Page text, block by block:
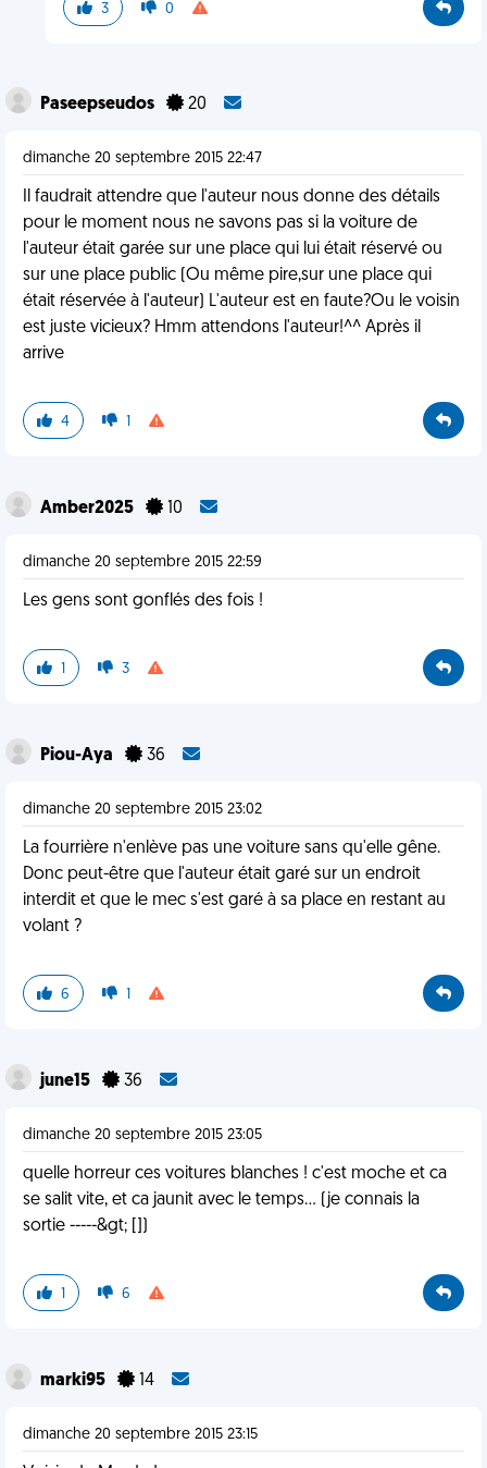
3 0
Paseepseudos 20
dimanche 20 septembre 2015 22:47
Il faudrait attendre que l'auteur nous donne des détails
pour le moment nous ne savons pas si la voiture de
l'auteur était garée sur une place qui lui était réservé ou
sur une place public (Ou même pire,sur une place qui
était réservée à l'auteur) L'auteur est en faute?Ou le voisin
est juste vicieux? Hmm attendons l'auteur!^^ Après il
arrive
4 1
Amber2025 10
dimanche 20 septembre 2015 22:59
Les gens sont gonflés des fois !
1 3
Piou-Aya 36
dimanche 20 septembre 2015 23:02
La fourrière n'enlève pas une voiture sans qu'elle gêne.
Donc peut-être que l'auteur était garé sur un endroit
interdit et que le mec s'est garé à sa place en restant au
volant ?
6 1
june15 36
dimanche 20 septembre 2015 23:05
quelle horreur ces voitures blanches ! c'est moche et ca
se salit vite, et ca jaunit avec le temps... (je connais la
sortie -----&gt; [])
1 6
marki95 14
dimanche 20 septembre 2015 23:15